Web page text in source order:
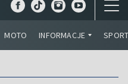
MOTO INFORMACJE